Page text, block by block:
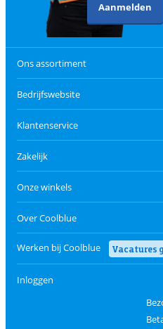
Aanmelden
Ons assortiment
Bedrijfswebsite
Klantenservice
Zakelijk
Onze winkels
Over Coolblue
Werken bij Coolblue Vacatures
Inloggen